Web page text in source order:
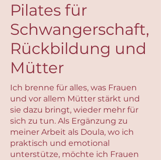
Pilates für
Schwangerschaft,
Rückbildung und
Mütter
Ich brenne für alles, was Frauen
und vor allem Mütter stärkt und
sie dazu bringt, wieder mehr für
sich zu tun. Als Ergänzung zu
meiner Arbeit als Doula, wo ich
praktisch und emotional
unterstütze, möchte ich Frauen